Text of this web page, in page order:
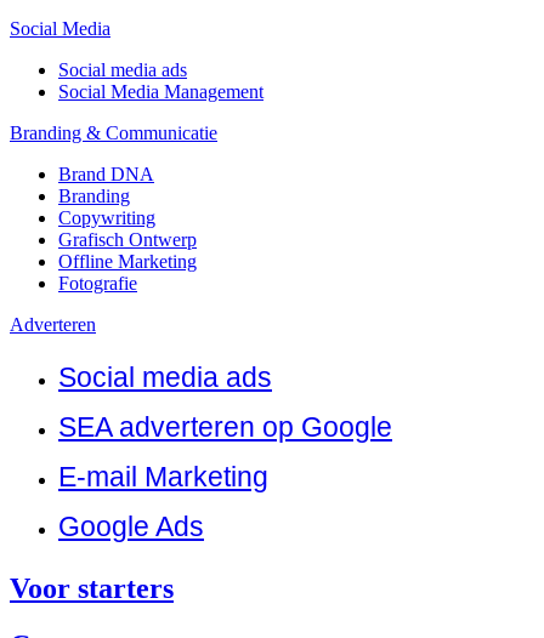
Social Media
Social media ads
Social Media Management
Branding & Communicatie
Brand DNA
Branding
Copywriting
Grafisch Ontwerp
Offline Marketing
Fotografie
Adverteren
Social media ads
SEA adverteren op Google
E-mail Marketing
Google Ads
Voor starters